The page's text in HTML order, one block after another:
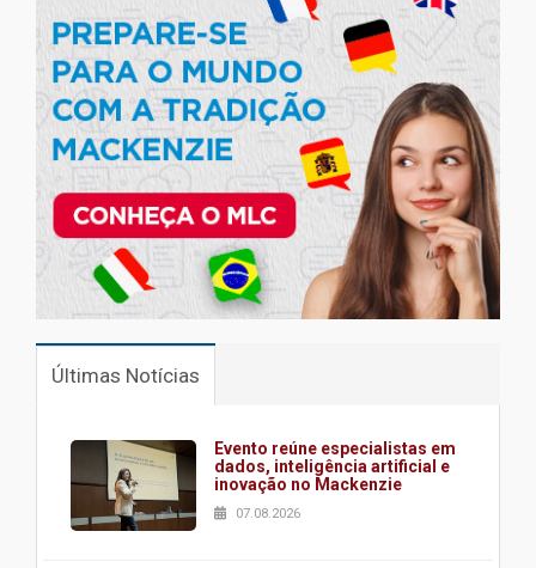
Últimas Notícias
Evento reúne especialistas em
dados, inteligência artificial e
inovação no Mackenzie
07.08.2026